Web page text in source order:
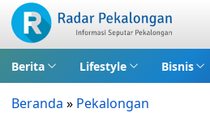
Berita Lifestyle Bisnis
Beranda » Pekalongan